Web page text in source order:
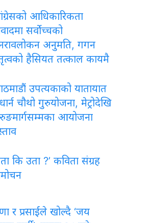
आधिकारिकता
सर्वोच्चको
अनुमति, गगन
हैसियत तत्काल कायमै
उपत्यकाको यातायात
चौथो गुरुयोजना, मेट्रोदेखि
आयोजना
कि उता ?’ कविता संग्रह
र प्रसाईंले खोल्दै ‘जय